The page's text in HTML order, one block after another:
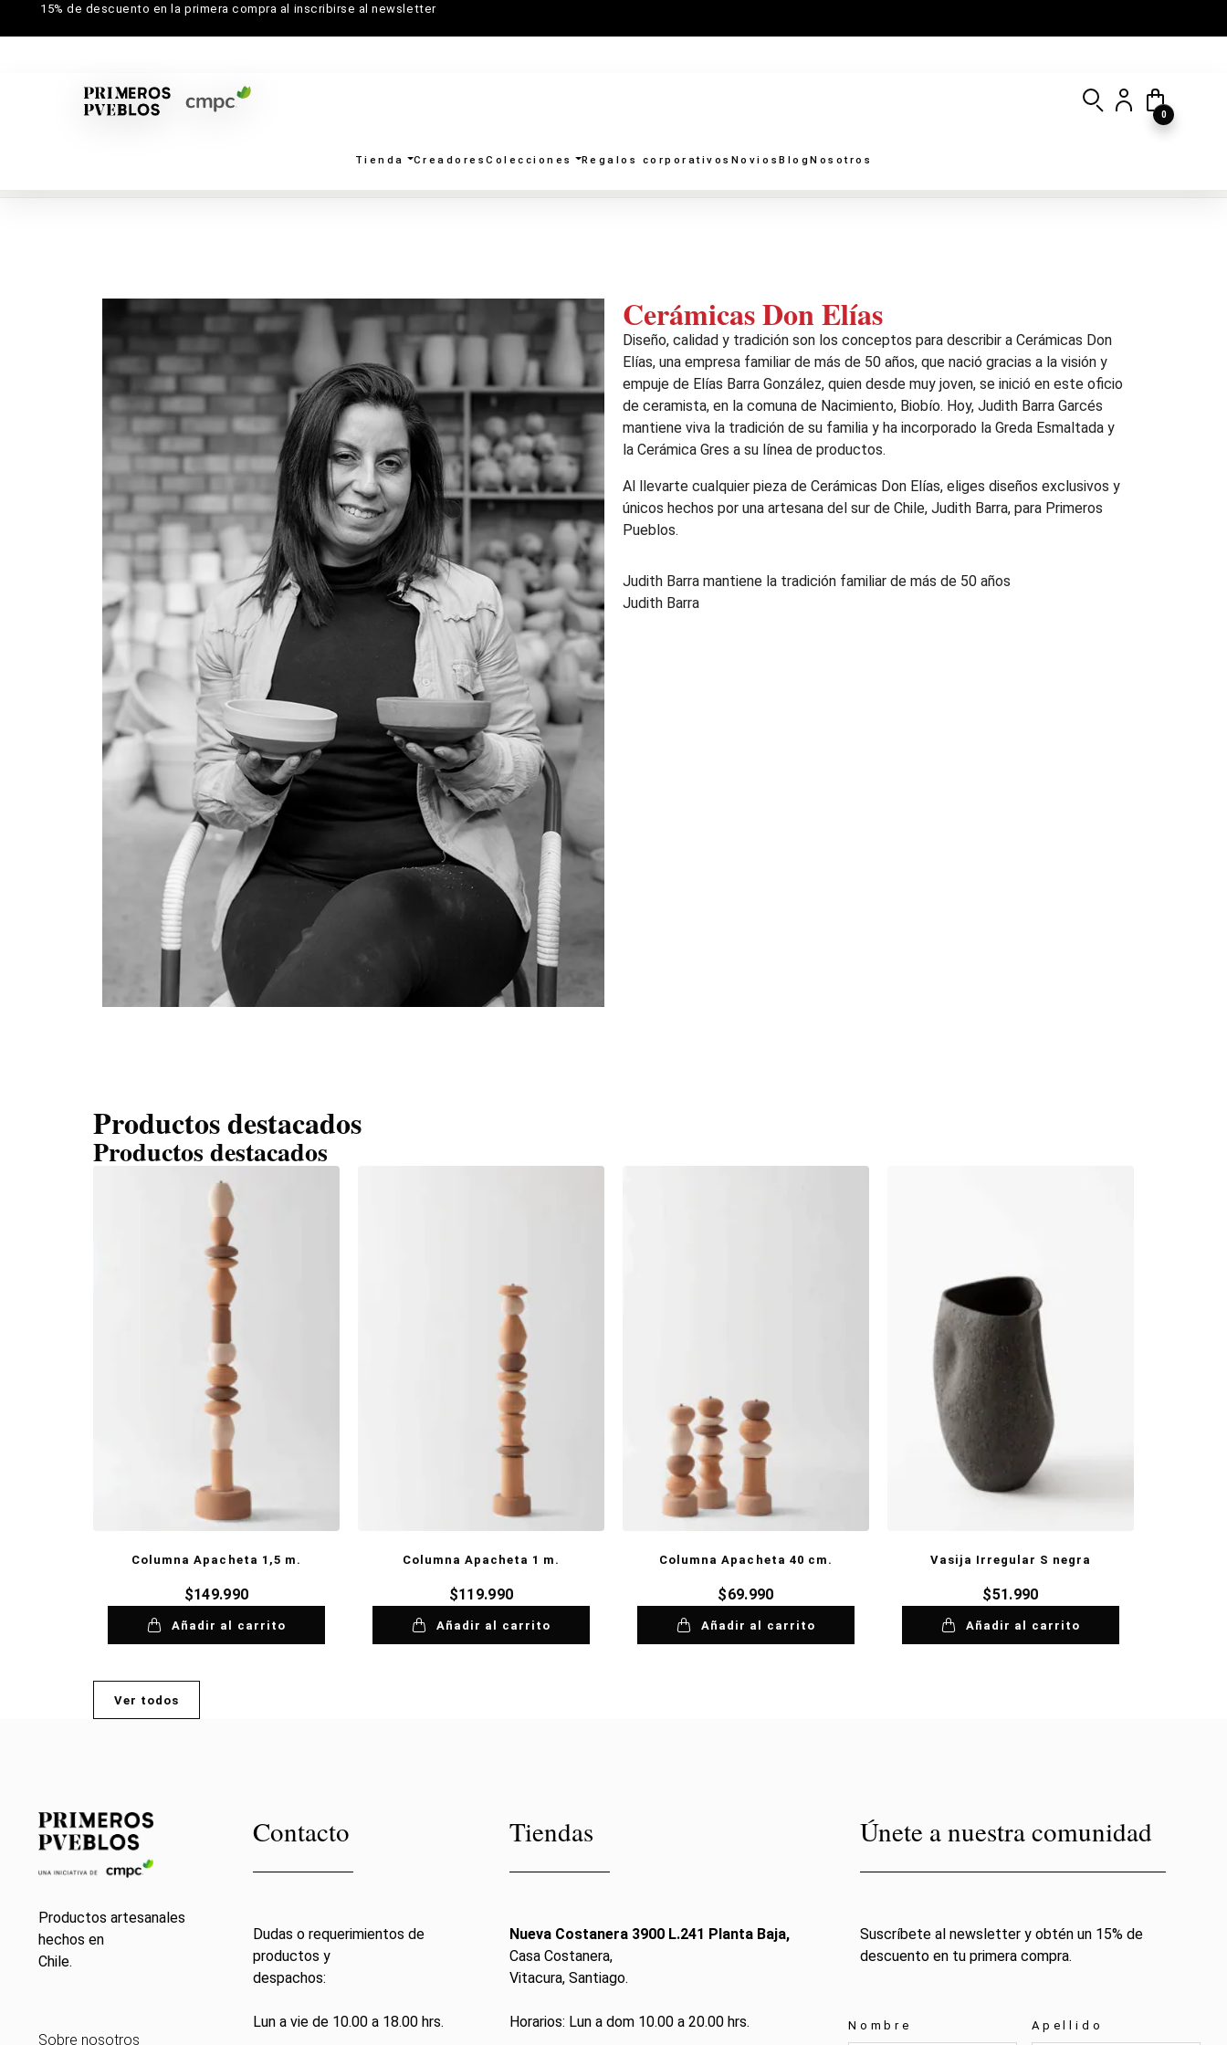
15% de descuento en la primera compra al inscribirse al newsletter
Tienda CreadoresColecciones Regalos corporativos NoviosBlogNosotros
0
Cerámicas Don Elías
Diseño, calidad y tradición son los conceptos para describir a Cerámicas Don
Elías, una empresa familiar de más de 50 años, que nació gracias a la visión y
empuje de Elías Barra González, quien desde muy joven, se inició en este oficio
de ceramista, en la comuna de Nacimiento, Biobío. Hoy, Judith Barra Garcés
mantiene viva la tradición de su familia y ha incorporado la Greda Esmaltada y
la Cerámica Gres a su línea de productos.
Al llevarte cualquier pieza de Cerámicas Don Elías, eliges diseños exclusivos y
únicos hechos por una artesana del sur de Chile, Judith Barra, para Primeros
Pueblos.
Judith Barra mantiene la tradición familiar de más de 50 años
Judith Barra
Productos destacados
Productos destacados
Columna Apacheta 1,5 m.
$149.990
Añadir al carrito
Columna Apacheta 1 m.
$119.990
Añadir al carrito
Columna Apacheta 40 cm.
$69.990
Añadir al carrito
Vasija Irregular S negra
$51.990
Añadir al carrito
Ver todos
Productos artesanales
hechos en
Chile.
Sobre nosotros
Contacto
Dudas o requerimientos de
productos y
despachos:
Lun a vie de 10.00 a 18.00 hrs.
Tiendas
Nueva Costanera 3900 L.241 Planta Baja,
Casa Costanera,
Vitacura, Santiago.
Horarios: Lun a dom 10.00 a 20.00 hrs.
Únete a nuestra comunidad
Suscríbete al newsletter y obtén un 15% de
descuento en tu primera compra.
Nombre Apellido